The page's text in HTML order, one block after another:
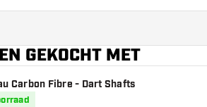
GEKOCHT MET
Carbon Fibre - Dart Shafts